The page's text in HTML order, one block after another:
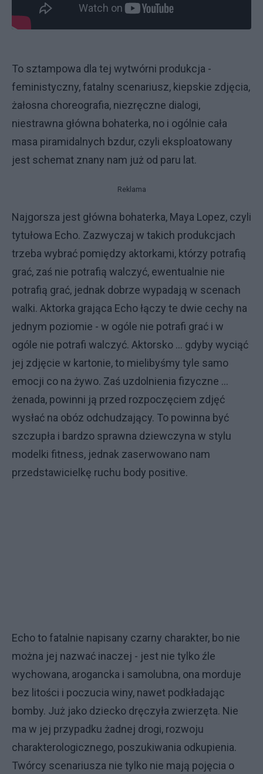
To sztampowa dla tej wytwórni produkcja -
feministyczny, fatalny scenariusz, kiepskie zdjęcia,
żałosna choreografia, niezręczne dialogi,
niestrawna główna bohaterka, no i ogólnie cała
masa piramidalnych bzdur, czyli eksploatowany
jest schemat znany nam już od paru lat.
Reklama
Najgorsza jest główna bohaterka, Maya Lopez, czyli
tytułowa Echo. Zazwyczaj w takich produkcjach
trzeba wybrać pomiędzy aktorkami, którzy potrafią
grać, zaś nie potrafią walczyć, ewentualnie nie
potrafią grać, jednak dobrze wypadają w scenach
walki. Aktorka grająca Echo łączy te dwie cechy na
jednym poziomie - w ogóle nie potrafi grać i w
ogóle nie potrafi walczyć. Aktorsko ... gdyby wyciąć
jej zdjęcie w kartonie, to mielibyśmy tyle samo
emocji co na żywo. Zaś uzdolnienia fizyczne ...
żenada, powinni ją przed rozpoczęciem zdjęć
wysłać na obóz odchudzający. To powinna być
szczupła i bardzo sprawna dziewczyna w stylu
modelki fitness, jednak zaserwowano nam
przedstawicielkę ruchu body positive.
Echo to fatalnie napisany czarny charakter, bo nie
można jej nazwać inaczej - jest nie tylko źle
wychowana, arogancka i samolubna, ona morduje
bez litości i poczucia winy, nawet podkładając
bomby. Już jako dziecko dręczyła zwierzęta. Nie
ma w jej przypadku żadnej drogi, rozwoju
charakterologicznego, poszukiwania odkupienia.
Twórcy scenariusza nie tylko nie mają pojęcia o